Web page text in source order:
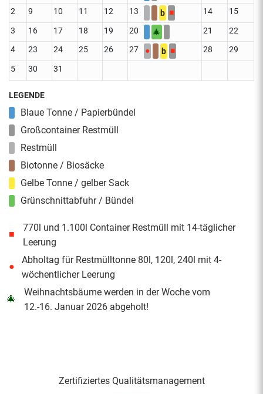
2
9 10 11 12 13 b ■ 14 15
3 16 17 18 19 20 🎄 21
22
4
23 24 25 26 27 ● b ■ 28 29
5 30 31
LEGENDE
Blaue Tonne / Papierbündel
Großcontainer Restmüll
Restmüll
Biotonne / Biosäcke
Gelbe Tonne / gelber Sack
Grünschnittabfuhr / Bündel
■
770l und 1.100l Container Restmüll mit 14-täglicher
Leerung
●
Abholtag für Restmülltonne 80l, 120l, 240l mit 4-
wöchentlicher Leerung
🎄
Weihnachtsbäume werden in der Woche vom
12.-16. Januar 2026 abgeholt!
Zertifiziertes Qualitäts­management